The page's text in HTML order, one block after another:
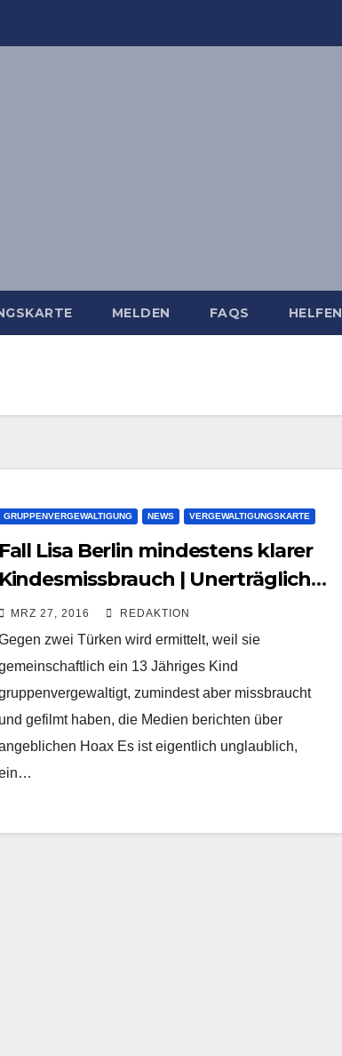
MELDEN FAQS HELFEN
GRUPPENVERGEWALTIGUNG NEWS VERGEWALTIGUNGSKARTE
Fall Lisa Berlin mindestens klarer
Kindesmissbrauch | Unerträgliche
Berichterstattung und
MRZ 27, 2016 REDAKTION
zwei Türken wird ermittelt, weil sie
ein 13 Jähriges Kind
zumindest aber missbraucht
und gefilmt haben, die Medien berichten über
Hoax Es ist eigentlich unglaublich,